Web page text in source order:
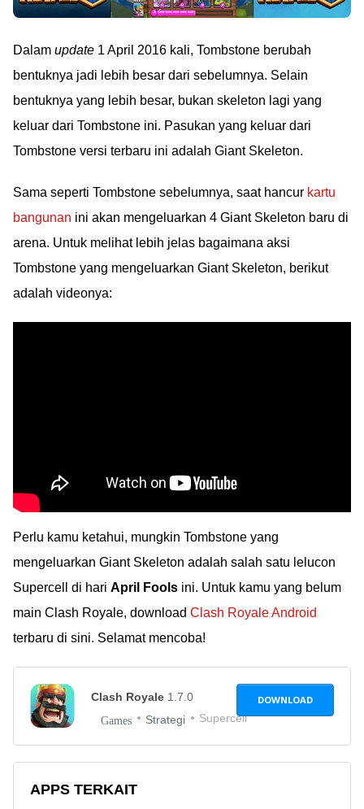
Dalam update 1 April 2016 kali, Tombstone berubah
bentuknya jadi lebih besar dari sebelumnya. Selain
bentuknya yang lebih besar, bukan skeleton lagi yang
keluar dari Tombstone ini. Pasukan yang keluar dari
Tombstone versi terbaru ini adalah Giant Skeleton.
Sama seperti Tombstone sebelumnya, saat hancur kartu
bangunan ini akan mengeluarkan 4 Giant Skeleton baru di
arena. Untuk melihat lebih jelas bagaimana aksi
Tombstone yang mengeluarkan Giant Skeleton, berikut
adalah videonya:
Perlu kamu ketahui, mungkin Tombstone yang
mengeluarkan Giant Skeleton adalah salah satu lelucon
Supercell di hari April Fools ini. Untuk kamu yang belum
main Clash Royale, download Clash Royale Android
terbaru di sini. Selamat mencoba!
Clash Royale 1.7.0
Games Strategi Supercell
DOWNLOAD
APPS TERKAIT